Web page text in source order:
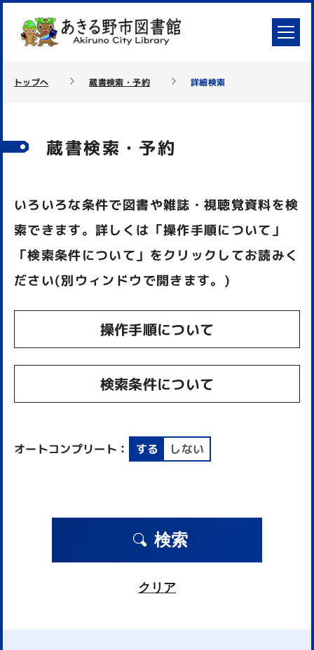
トップへ 蔵書検索・予約 詳細検索
蔵書検索・予約
いろいろな条件で図書や雑誌・視聴覚資料を検
索できます。詳しくは「操作手順について」
「検索条件について」をクリックしてお読みく
ださい(別ウィンドウで開きます。)
操作手順について
検索条件について
オートコンプリート： する しない
検索
クリア